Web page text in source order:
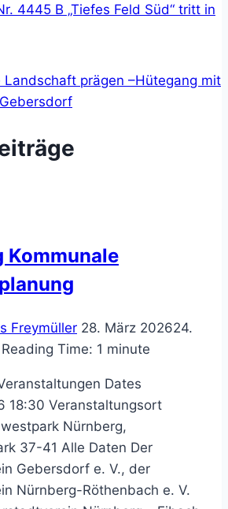
4445 B „Tiefes Feld Süd“ tritt in
Landschaft prägen –Hütegang mit
Kommunale
Freymüller 28. März 202624.
Reading Time: 1 minute
Dates
18:30 Veranstaltungsort
Nürnberg,
37-41 Alle Daten Der
Gebersdorf e. V., der
Nürnberg-Röthenbach e. V.